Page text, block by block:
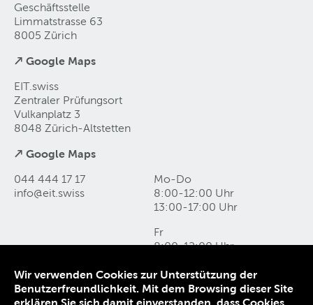
Geschäftsstelle
Limmatstrasse 63
8005 Zürich
↗ Google Maps
EIT.swiss
Zentraler Prüfungsort
Vulkanplatz 3
8048 Zürich-Altstetten
↗ Google Maps
044 444 17 17
info@eit swiss
Mo-Do
8:00-12:00 Uhr
13:00-17:00 Uhr
Fr
8:00-12:00 Uhr
Kontakt und Anfahrt
Wir verwenden Cookies zur Unterstützung der
Benutzerfreundlichkeit. Mit dem Browsing dieser Site
erklären Sie sich damit einverstanden, dass Cookies